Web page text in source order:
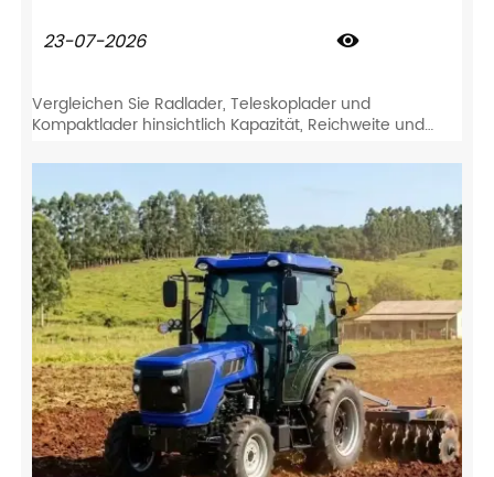
23-07-2026

Vergleichen Sie Radlader, Teleskoplader und
Kompaktlader hinsichtlich Kapazität, Reichweite und
Anforderungen Ihrer Baustelle.